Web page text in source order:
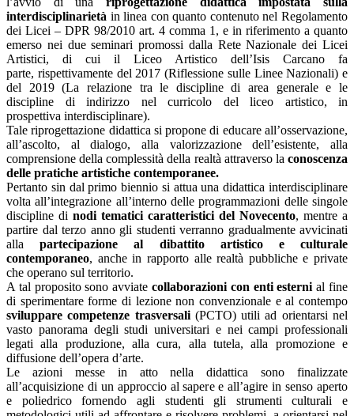
interdisciplinarietà in linea con quanto contenuto nel Regolamento
dei Licei – DPR 98/2010 art. 4 comma 1, e in riferimento a quanto
emerso nei due seminari promossi dalla Rete Nazionale dei Licei
Artistici, di cui il Liceo Artistico dell’Isis Carcano fa
parte, rispettivamente del 2017 (Riflessione sulle Linee Nazionali) e
del 2019 (La relazione tra le discipline di area generale e le
discipline di indirizzo nel curricolo del liceo artistico, in
prospettiva interdisciplinare).
Tale riprogettazione didattica si propone di educare all’osservazione,
all’ascolto, al dialogo, alla valorizzazione dell’esistente, alla
comprensione della complessità della realtà attraverso la conoscenza
delle pratiche artistiche contemporanee.
Pertanto sin dal primo biennio si attua una didattica interdisciplinare
volta all’integrazione all’interno delle programmazioni delle singole
discipline di nodi tematici caratteristici del Novecento, mentre a
partire dal terzo anno gli studenti verranno gradualmente avvicinati
allapartecipazione al dibattito artistico e culturale
contemporaneo, anche in rapporto alle realtà pubbliche e private
che operano sul territorio.
A tal proposito sono avviate collaborazioni con enti esterni al fine
di sperimentare forme di lezione non convenzionale e al contempo
sviluppare competenze trasversali(PCTO) utili ad orientarsi nel
vasto panorama degli studi universitari e nei campi professionali
legati alla produzione, alla cura, alla tutela, alla promozione e
diffusione dell’opera d’arte.
Le azioni messe in atto nella didattica sono finalizzate
all’acquisizione di un approccio al sapere e all’agire in senso aperto
e poliedrico fornendo agli studenti gli strumenti culturali e